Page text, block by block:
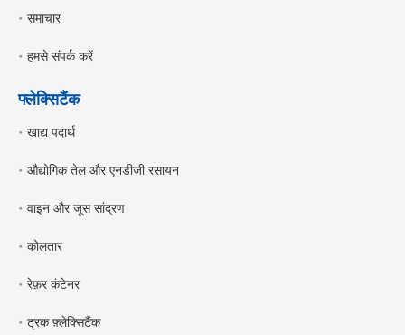
समाचार
हमसे संपर्क करें
फ्लेक्सिटैंक
खाद्य पदार्थ
औद्योगिक तेल और एनडीजी रसायन
वाइन और जूस सांद्रण
कोलतार
रेफ़र कंटेनर
ट्रक फ़्लेक्सिटैंक